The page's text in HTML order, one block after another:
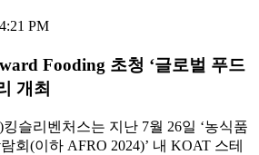
PM
Fooding 초청 ‘글로벌 푸드
개최
슬리벤처스는 지난 7월 26일 ‘농식품
회(이하 AFRO 2024)’ 내 KOAT 스테